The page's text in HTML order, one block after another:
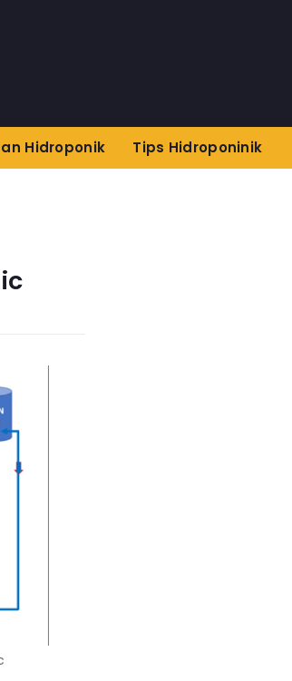
Hidroponik Tips Hidroponinik